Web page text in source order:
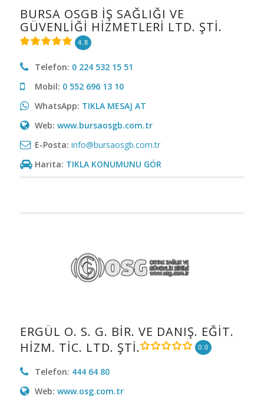
BURSA OSGB İŞ SAĞLIĞI VE
GÜVENLIĞI HIZMETLERI LTD. ŞTI.
4.8
Telefon: 0 224 532 15 51
Mobil: 0 552 696 13 10
WhatsApp: TIKLA MESAJ AT
Web: www.bursaosgb.com.tr
E-Posta: info@bursaosgb.com.tr
Harita: TIKLA KONUMUNU GÖR
ERGÜL O. S. G. BİR. VE DANIŞ. EĞİT.
HİZM. TİC. LTD. ŞTİ.
0.0
Telefon: 444 64 80
Web: www.osg.com.tr